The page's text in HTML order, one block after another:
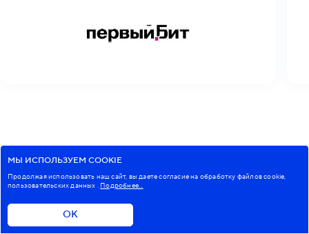
Комьюнити
МЫ ИСПОЛЬЗУЕМ COOKIE
Продолжая использовать наш сайт, вы даете согласие на обработку файлов cookie,
пользовательских данных . Подробнее...
ОК